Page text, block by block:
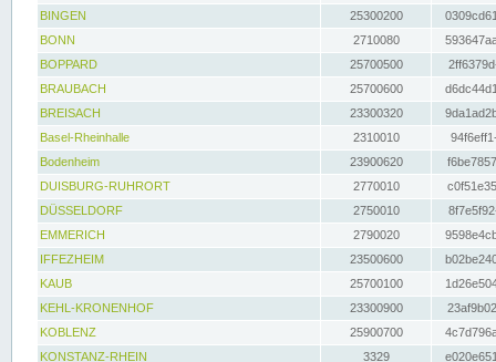
BINGEN
25300200
BONN
2710080
BOPPARD
25700500
BRAUBACH
25700600
BREISACH
23300320
Basel-Rheinhalle
2310010
Bodenheim
23900620
DUISBURG-RUHRORT
2770010
DÜSSELDORF
2750010
EMMERICH
2790020
IFFEZHEIM
23500600
KAUB
25700100
KEHL-KRONENHOF
23300900
KOBLENZ
25900700
KONSTANZ-RHEIN
3329